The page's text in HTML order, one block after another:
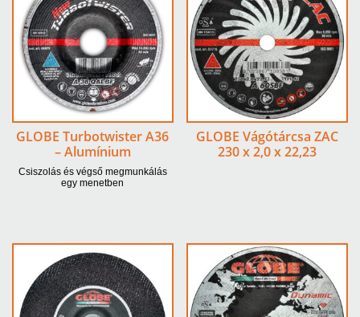
GLOBE Turbotwister A36
– Alumínium
Csiszolás és végső megmunkálás
egy menetben
GLOBE Vágótárcsa ZAC
230 x 2,0 x 22,23